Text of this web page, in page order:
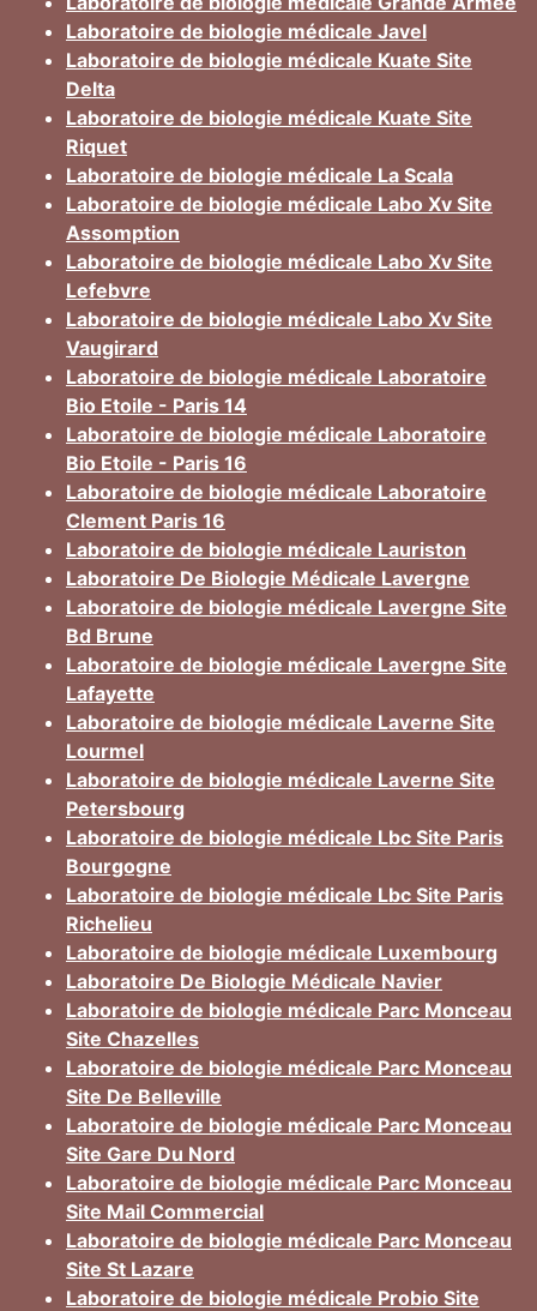
Laboratoire de biologie médicale Javel
Laboratoire de biologie médicale Kuate Site
Delta
Laboratoire de biologie médicale Kuate Site
Riquet
Laboratoire de biologie médicale La Scala
Laboratoire de biologie médicale Labo Xv Site
Assomption
Laboratoire de biologie médicale Labo Xv Site
Lefebvre
Laboratoire de biologie médicale Labo Xv Site
Vaugirard
Laboratoire de biologie médicale Laboratoire
Bio Etoile - Paris 14
Laboratoire de biologie médicale Laboratoire
Bio Etoile - Paris 16
Laboratoire de biologie médicale Laboratoire
Clement Paris 16
Laboratoire de biologie médicale Lauriston
Laboratoire De Biologie Médicale Lavergne
Laboratoire de biologie médicale Lavergne Site
Bd Brune
Laboratoire de biologie médicale Lavergne Site
Lafayette
Laboratoire de biologie médicale Laverne Site
Lourmel
Laboratoire de biologie médicale Laverne Site
Petersbourg
Laboratoire de biologie médicale Lbc Site Paris
Bourgogne
Laboratoire de biologie médicale Lbc Site Paris
Richelieu
Laboratoire de biologie médicale Luxembourg
Laboratoire De Biologie Médicale Navier
Laboratoire de biologie médicale Parc Monceau
Site Chazelles
Laboratoire de biologie médicale Parc Monceau
Site De Belleville
Laboratoire de biologie médicale Parc Monceau
Site Gare Du Nord
Laboratoire de biologie médicale Parc Monceau
Site Mail Commercial
Laboratoire de biologie médicale Parc Monceau
Site St Lazare
Laboratoire de biologie médicale Probio Site